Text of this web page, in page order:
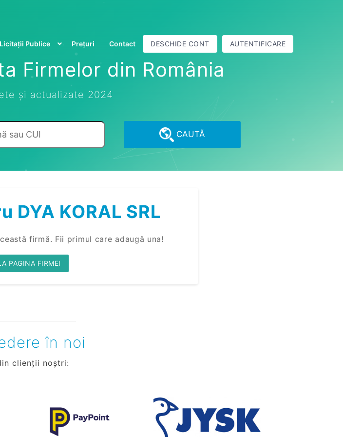
Licitații Publice Prețuri Contact DESCHIDE CONT AUTENTIFICARE
Firmelor din România
și actualizate 2024
CAUTĂ
DYA KORAL SRL
firmă. Fii primul care adaugă una!
PAGINA FIRMEI
în noi
clienții noștri: